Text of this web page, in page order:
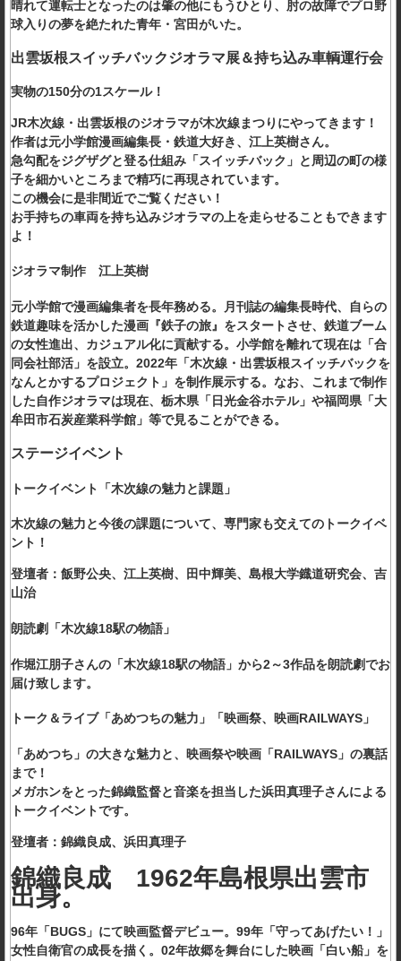
晴れて運転士となったのは肇の他にもうひとり、肘の故障でプロ野
球入りの夢を絶たれた青年・宮田がいた。
出雲坂根スイッチバックジオラマ展＆持ち込み車輌運行会
実物の150分の1スケール！
JR木次線・出雲坂根のジオラマが木次線まつりにやってきます！
作者は元小学館漫画編集長・鉄道大好き、江上英樹さん。
急勾配をジグザグと登る仕組み「スイッチバック」と周辺の町の様
子を細かいところまで精巧に再現されています。
この機会に是非間近でご覧ください！
お手持ちの車両を持ち込みジオラマの上を走らせることもできます
よ！
ジオラマ制作 江上英樹
元小学館で漫画編集者を長年務める。月刊誌の編集長時代、自らの
鉄道趣味を活かした漫画『鉄子の旅』をスタートさせ、鉄道ブーム
の女性進出、カジュアル化に貢献する。小学館を離れて現在は「合
同会社部活」を設立。2022年「木次線・出雲坂根スイッチバックを
なんとかするプロジェクト」を制作展示する。なお、これまで制作
した自作ジオラマは現在、栃木県「日光金谷ホテル」や福岡県「大
牟田市石炭産業科学館」等で見ることができる。
ステージイベント
トークイベント「木次線の魅力と課題」
木次線の魅力と今後の課題について、専門家も交えてのトークイベ
ント！
登壇者：飯野公央、江上英樹、田中輝美、島根大学鐡道研究会、吉
山治
朗読劇「木次線18駅の物語」
作堀江朋子さんの「木次線18駅の物語」から2～3作品を朗読劇でお
届け致します。
トーク＆ライブ「あめつちの魅力」「映画祭、映画RAILWAYS」
「あめつち」の大きな魅力と、映画祭や映画「RAILWAYS」の裏話
まで！
メガホンをとった錦織監督と音楽を担当した浜田真理子さんによる
トークイベントです。
登壇者：錦織良成、浜田真理子
錦織良成 1962年島根県出雲市
出身。
96年「BUGS」にて映画監督デビュー。99年「守ってあげたい！」
女性自衛官の成長を描く。02年故郷を舞台にした映画「白い船」を